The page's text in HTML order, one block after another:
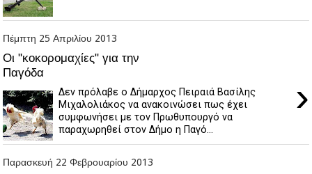
Πέμπτη 25 Απριλίου 2013
Οι "κοκορομαχίες" για την
Παγόδα
›
Δεν πρόλαβε ο Δήμαρχος Πειραιά Βασίλης
Μιχαλολιάκος να ανακοινώσει πως έχει
συμφωνήσει με τον Πρωθυπουργό να
παραχωρηθεί στον Δήμο η Παγό...
Παρασκευή 22 Φεβρουαρίου 2013